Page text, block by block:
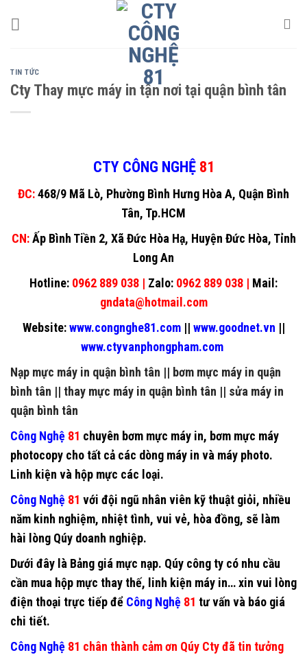
TIN TỨC
Cty Thay mực máy in tận nơi tại quận bình tân
CTY CÔNG NGHỆ 81
ĐC:468/9 Mã Lò, Phường Bình Hưng Hòa A, Quận Bình
Tân, Tp.HCM
CN: Ấp Bình Tiền 2, Xã Đức Hòa Hạ, Huyện Đức Hòa, Tỉnh
Long An
Hotline: 0962 889 038 | Zalo: 0962 889 038 | Mail:
gndata@hotmail.com
Website:www.congnghe81.com || www.goodnet.vn ||
www.ctyvanphongpham.com
Nạp mực máy in quận bình tân || bơm mực máy in quận
bình tân || thay mực máy in quận bình tân || sửa máy in
quận bình tân
Công Nghệ 81 chuyên bơm mực máy in, bơm mực máy
photocopy cho tất cả các dòng máy in và máy photo.
Linh kiện và hộp mực các loại.
Công Nghệ 81 với đội ngũ nhân viên kỹ thuật giỏi, nhiều
năm kinh nghiệm, nhiệt tình, vui vẻ, hòa đồng, sẽ làm
hài lòng Qúy doanh nghiệp.
Dưới đây là Bảng giá mực nạp. Qúy công ty có nhu cầu
cần mua hộp mực thay thế, linh kiện máy in… xin vui lòng
điện thoại trực tiếp để Công Nghệ 81 tư vấn và báo giá
chi tiết.
Công Nghệ 81 chân thành cảm ơn Qúy Cty đã tin tưởng